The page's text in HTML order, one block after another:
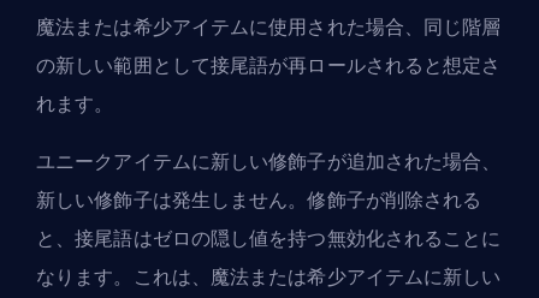
魔法または希少アイテムに使用された場合、同じ階層
の新しい範囲として接尾語が再ロールされると想定さ
れます。
ユニークアイテムに新しい修飾子が追加された場合、
新しい修飾子は発生しません。修飾子が削除される
と、接尾語はゼロの隠し値を持つ無効化されることに
なります。これは、魔法または希少アイテムに新しい